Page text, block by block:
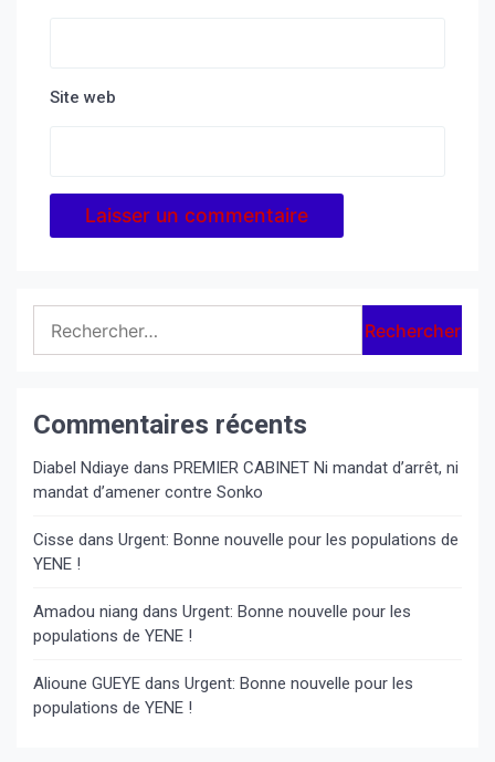
Site web
Commentaires récents
Diabel Ndiaye dans PREMIER CABINET Ni mandat d’arrêt, ni
mandat d’amener contre Sonko
Cisse dans Urgent: Bonne nouvelle pour les populations de
YENE !
Amadou niang dans Urgent: Bonne nouvelle pour les
populations de YENE !
Alioune GUEYE dans Urgent: Bonne nouvelle pour les
populations de YENE !